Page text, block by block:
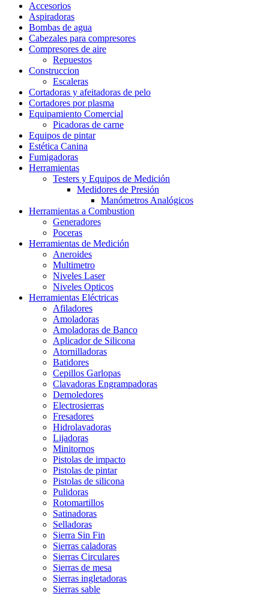
Accesorios
Aspiradoras
Bombas de agua
Cabezales para compresores
Compresores de aire
Repuestos
Construccion
Escaleras
Cortadoras y afeitadoras de pelo
Cortadores por plasma
Equipamiento Comercial
Picadoras de carne
Equipos de pintar
Estética Canina
Fumigadoras
Herramientas
Testers y Equipos de Medición
Medidores de Presión
Manómetros Analógicos
Herramientas a Combustion
Generadores
Poceras
Herramientas de Medición
Aneroides
Multimetro
Niveles Laser
Niveles Opticos
Herramientas Eléctricas
Afiladores
Amoladoras
Amoladoras de Banco
Aplicador de Silicona
Atornilladoras
Batidores
Cepillos Garlopas
Clavadoras Engrampadoras
Demoledores
Electrosierras
Fresadores
Hidrolavadoras
Lijadoras
Minitornos
Pistolas de impacto
Pistolas de pintar
Pistolas de silicona
Pulidoras
Rotomartillos
Satinadoras
Selladoras
Sierra Sin Fin
Sierras caladoras
Sierras Circulares
Sierras de mesa
Sierras ingletadoras
Sierras sable